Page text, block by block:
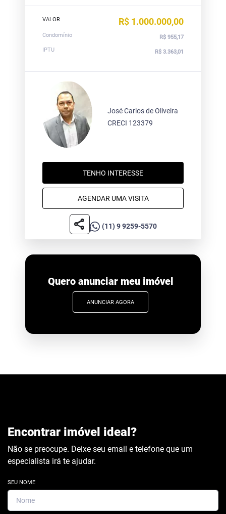
VALOR R$ 1.000.000,00
Condomínio
R$ 955,17
IPTU
R$ 3.363,01
José Carlos de Oliveira
CRECI 123379
TENHO INTERESSE
AGENDAR UMA VISITA
share (11) 9 9259-5570
Quero anunciar meu imóvel
ANUNCIAR AGORA
Encontrar imóvel ideal?
Não se preocupe. Deixe seu email e telefone que um
especialista irá te ajudar.
SEU NOME